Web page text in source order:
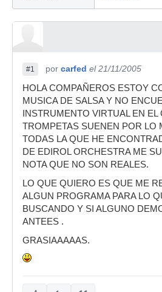
#1 por carfed el 21/11/2005
HOLA COMPAÑEROS ESTOY
MUSICA DE SALSA Y NO
INSTRUMENTO VIRTUAL EN EL
TROMPETAS SUENEN POR LO
TODAS LA QUE HE
DE EDIROL ORCHESTRA ME
NOTA QUE NO SON REALES.
LO QUE QUIERO ES QUE ME
ALGUN PROGRAMA PARA LO
BUSCANDO Y SI ALGUNO
ANTEES .
GRASIAAAAAS.